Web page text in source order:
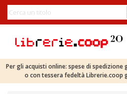
Per gli acquisti online: spese di spedizione
o con tessera fedeltà Librerie.coop